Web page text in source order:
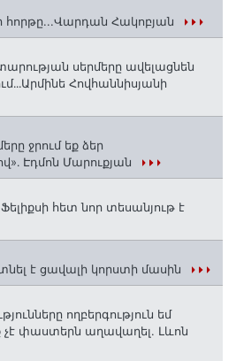
հորթը...Վարդան Հակոբյան
սերմերը ավելացնեն
Հովհաննիսյանի
ջրում եք ձեր
Էդմոն Մարուքյան
հետ նոր տեսանյութ է
է ցավալի կորստի մասին
ողբերգություն եմ
փաստերն աղավաղել. Լևոն